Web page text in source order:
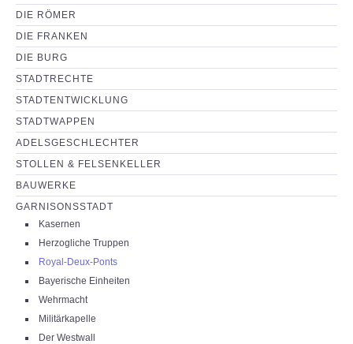
IMPRESSUM & KONTAKT
NEUIGKEITEN
PARTNERSEITEN
DIE RÖMER
DIE FRANKEN
DIE BURG
STADTRECHTE
STADTENTWICKLUNG
STADTWAPPEN
ADELSGESCHLECHTER
STOLLEN & FELSENKELLER
BAUWERKE
GARNISONSSTADT
Kasernen
Herzogliche Truppen
Royal-Deux-Ponts
Bayerische Einheiten
Wehrmacht
Militärkapelle
Der Westwall